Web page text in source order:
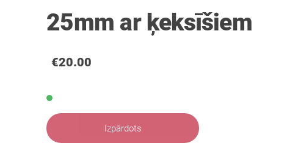
25mm ar ķeksīšiem
€20.00
Izpārdots